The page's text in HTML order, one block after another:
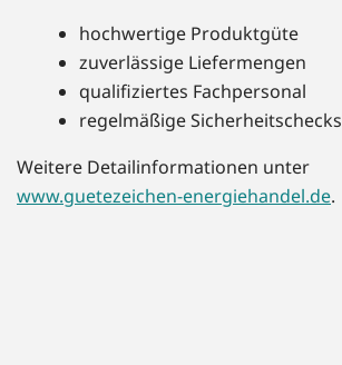
hochwertige Produktgüte
zuverlässige Liefermengen
qualifiziertes Fachpersonal
regelmäßige Sicherheitschecks
Weitere Detailinformationen unter
www.guetezeichen-energiehandel.de.